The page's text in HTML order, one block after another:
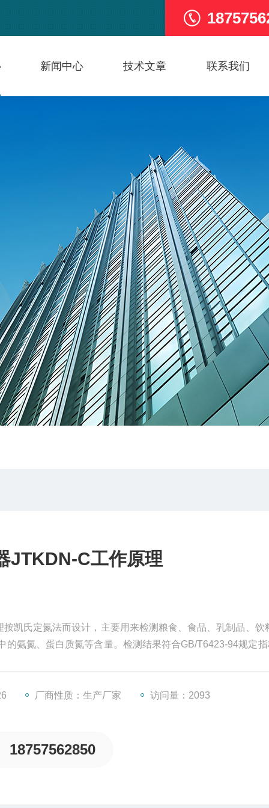
新闻中心 技术文章 联系我们
JTKDN-C工作原理
凯氏定氮法而设计，主要用来检测粮食、食品、乳制品、饮
的氨氮、蛋白质氮等含量。检测结果符合GB/T6423-94规定
厂商性质：生产厂家 访问量：2093
18757562850